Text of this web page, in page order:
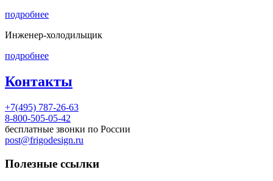
подробнее
Инженер-холодильщик
подробнее
Контакты
+7(495) 787-26-63
8-800-505-05-42
бесплатные звонки по России
post@frigodesign.ru
Полезные ссылки